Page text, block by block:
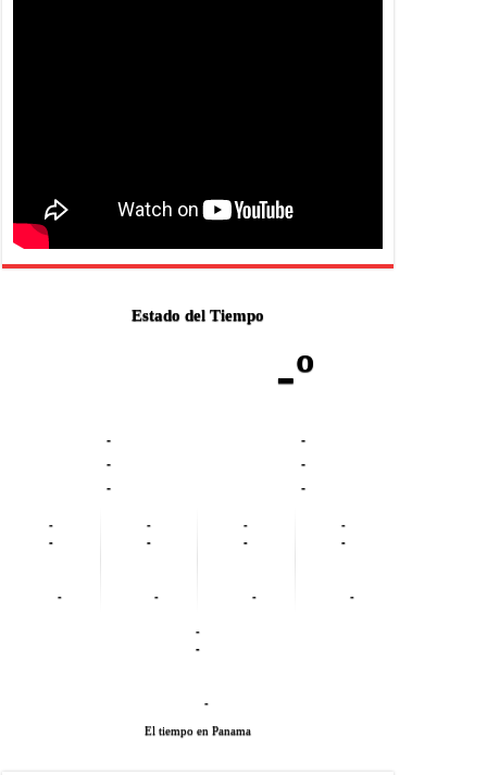
Estado del Tiempo
-º
-
-
-
-
-
-
-
-
-
-
-
-
-
-
-
-
-
-
-
-
-
El tiempo en Panama